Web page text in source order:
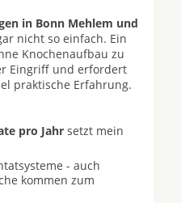
in Bonn Mehlem und
nicht so einfach. Ein
Knochenaufbau zu
Eingriff und erfordert
praktische Erfahrung.
pro Jahr setzt mein
- auch
kommen zum